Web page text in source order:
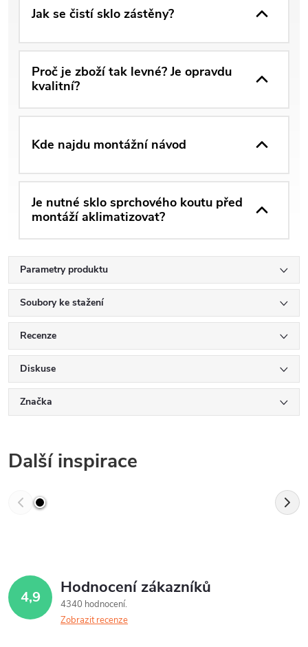
Jak se čistí sklo zástěny?
Proč je zboží tak levné? Je opravdu
kvalitní?
Kde najdu montážní návod
Je nutné sklo sprchového koutu před
montáží aklimatizovat?
Parametry produktu
Soubory ke stažení
Recenze
Diskuse
Značka
Další inspirace
4,9 Hodnocení zákazníků
4340 hodnocení
Zobrazit recenze